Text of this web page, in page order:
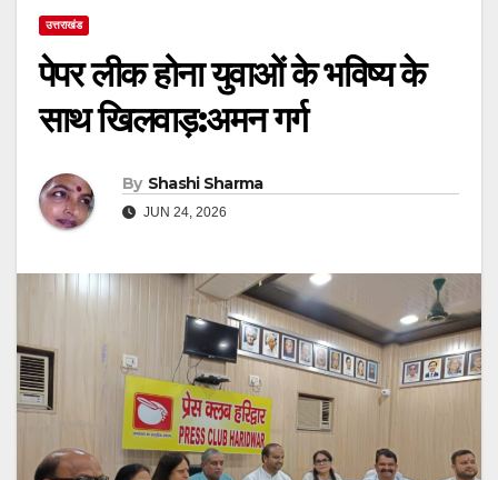
उत्तराखंड
पेपर लीक होना युवाओं के भविष्य के
साथ खिलवाड़:अमन गर्ग
By Shashi Sharma
JUN 24, 2026